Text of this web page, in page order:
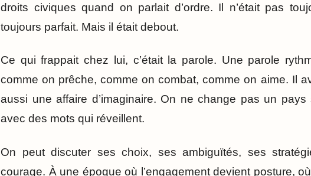
droits civiques quand on parlait d’ordre. Il n’était pas
toujours parfait. Mais il était debout.
Ce qui frappait chez lui, c’était la parole. Une parole
comme on prêche, comme on combat, comme on aime. Il
aussi une affaire d’imaginaire. On ne change pas un
avec des mots qui réveillent.
On peut discuter ses choix, ses ambiguïtés, ses
courage. À une époque où l’engagement devient posture,